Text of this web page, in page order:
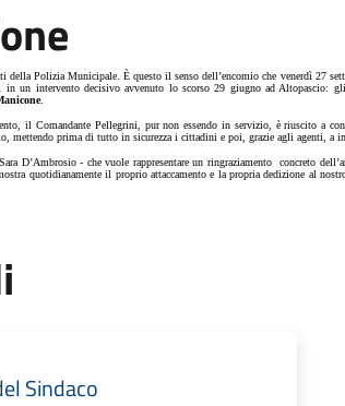
della Polizia Municipale. È questo il senso dell’encomio che venerdì 27
un intervento decisivo avvenuto lo scorso 29 giugno ad Altopascio:
.
il Comandante Pellegrini, pur non essendo in servizio, è riuscito a
mettendo prima di tutto in sicurezza i cittadini e poi, grazie agli agenti, a
D’Ambrosio - che vuole rappresentare un ringraziamento
concreto
quotidianamente il proprio attaccamento e la propria dedizione al
Sindaco